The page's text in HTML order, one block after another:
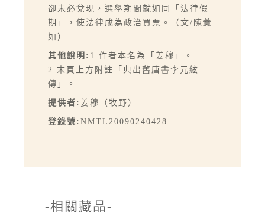
卻未必兌現，選舉期間就如同「法律假
期」，使法律成為政治買票。（文/陳薏
如）
其他說明: 1.作者本名為「姜穆」。
2.末頁上方附註「典出舊唐書李元絃
傳」。
提供者: 姜穆（牧野）
登錄號: NMTL20090240428
-相關藏品-